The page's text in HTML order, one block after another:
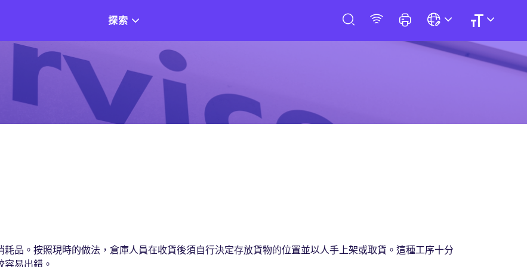
探索
品。按照現時的做法，倉庫人員在收貨後須自行決定存放貨物的位置並以人手上架或取貨。這種工序十分